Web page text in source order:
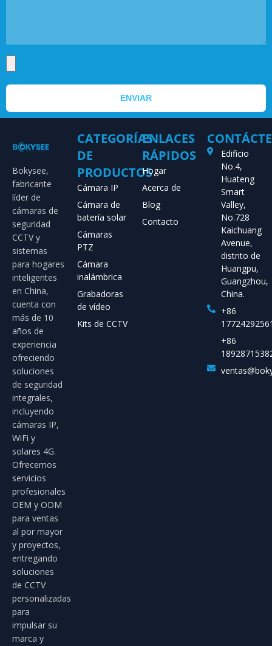
ENVIAR
Bokysee,
fabricante
líder de
cámaras de
seguridad
CCTV y
sistemas
para hogares
inteligentes
en China,
cuenta con
más de 10
años de
experiencia
ofreciendo
soluciones
de seguridad
integrales,
incluyendo
cámaras IP,
WiFi y
solares 4G.
Ofrecemos
servicios
profesionales
OEM y ODM
para ventas
al por mayor
y proyectos,
entregando
soluciones
de CCTV
personalizadas
para
impulsar su
marca y
CATEGORÍAS
DE
PRODUCTOS
Cámara IP
Cámara de
batería solar
Cámaras
PTZ
Cámara
inalámbrica
Grabadoras
de vídeo
Kits de CCTV
ENLACES
RÁPIDOS
Hogar
Acerca de
Blog
Contacto
Edificio
No.4,
Huateng
Smart
Valley,
No.728
Kaichuang
Avenue,
distrito de
Huangpu,
Guangzhou,
China.
+86
+86